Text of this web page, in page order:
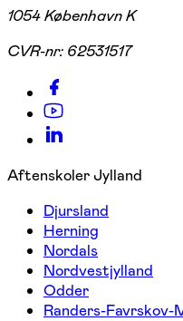
1054 København K
CVR-nr: 62531517
Aftenskoler Jylland
Djursland
Herning
Nordals
Nordvestjylland
Odder
Randers-